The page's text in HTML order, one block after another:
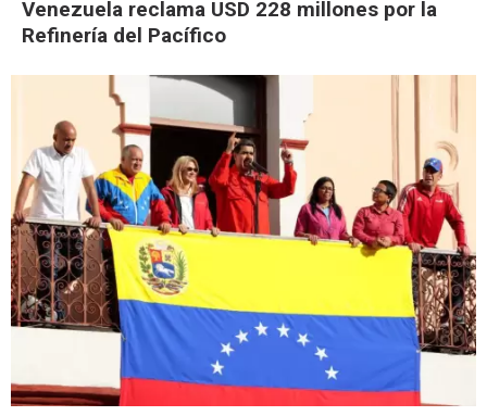
Venezuela reclama USD 228 millones por la
Refinería del Pacífico